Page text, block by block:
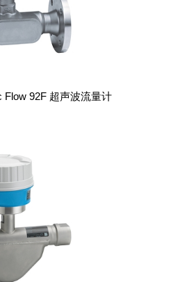
Flow 92F 超声波流量计